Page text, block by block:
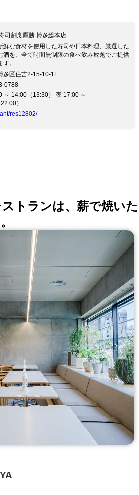
司割烹鷹勝 博多総本店
鮮な食材を使用した寿司や日本料理、厳選した
酒を、全て時間無制限の食べ飲み放題でご提供
す。
多区住吉2-15-10-1F
0788
～ 14:00（13:30） 夜 17:00 ～
）
res12802/
トランは、薪で焼いた